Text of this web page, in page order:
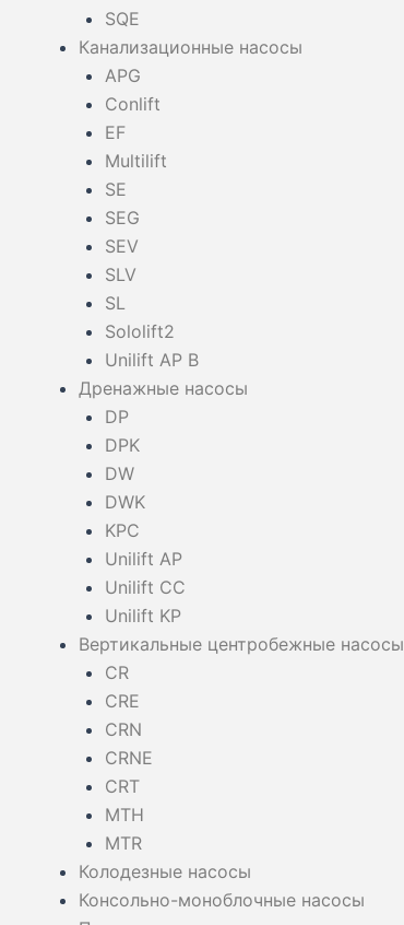
SQE
Канализационные насосы
APG
Conlift
EF
Multilift
SE
SEG
SEV
SLV
SL
Sololift2
Unilift AP B
Дренажные насосы
DP
DPK
DW
DWK
KPC
Unilift AP
Unilift CC
Unilift KP
Вертикальные центробежные насосы
CR
CRE
CRN
CRNE
CRT
MTH
MTR
Колодезные насосы
Консольно-моноблочные насосы